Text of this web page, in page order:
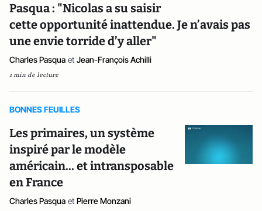
Pasqua : "Nicolas a su saisir
cette opportunité inattendue. Je n’avais pas
une envie torride d’y aller"
Charles Pasqua et Jean-François Achilli
1 min de lecture
BONNES FEUILLES
Les primaires, un système
inspiré par le modèle
américain... et intransposable
en France
Charles Pasqua et Pierre Monzani